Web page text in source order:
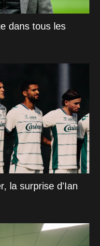
dans tous les
la surprise d'Ian